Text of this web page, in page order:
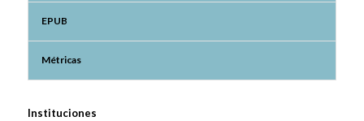
EPUB
Métricas
Instituciones